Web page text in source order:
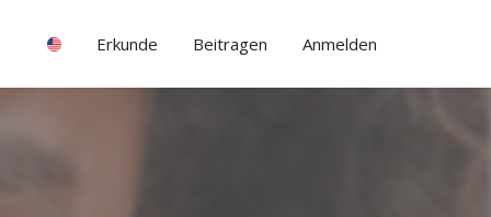
Erkunde Beitragen Anmelden